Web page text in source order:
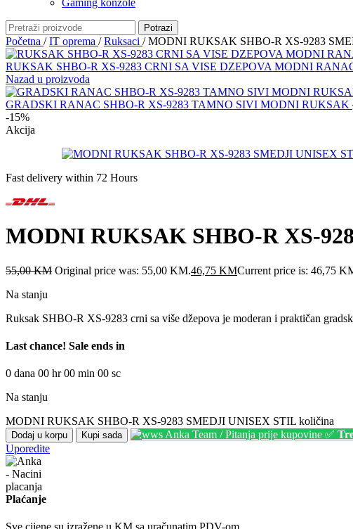
Gaming konzole
Potrazi
Početna / IT oprema / Ruksaci / MODNI RUKSAK SHBO-R XS-9283
RUKSAK SHBO-R XS-9283 CRNI SA VISE DZEPOVA MODNI
Nazad u proizvoda
GRADSKI RANAC SHBO-R XS-9283 TAMNO SIVI MODNI RUKSAK
-15%
Akcija
Fast delivery within 72 Hours
MODNI RUKSAK SHBO-R XS-
55,00KM Original price was: 55,00 KM.46,75 KMCurrent price is: 46,75
Na stanju
Ruksak SHBO-R XS-9283 crni sa više džepova je moderan i praktičan
Last chance! Sale ends in
0 dana 00 hr00 min 00 sc
Na stanju
MODNI RUKSAK SHBO-R XS-9283 SMEDJI UNISEX STIL količina
Dodaj u korpu Kupi sada Anka Team / Pitanja prije kupovine ✅
Uporedite
Plaćanje
Sve cijene su izražene u KM sa uračunatim PDV-om.